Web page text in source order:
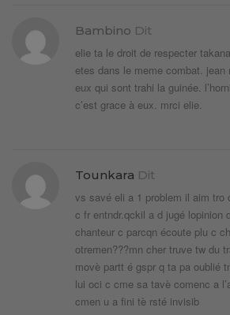
Bambino Dit
elie ta le droit de respecter
etes dans le meme combat. jean
eux qui sont trahi la guinée.
c’est grace à eux. mrci elie.
Tounkara Dit
vs savé eli a 1 problem il aim tro
c fr entndr.qckil a d jugé lopinion
chanteur c parcqn écoute plu c
otremen???mn cher truve tw du
movè partt é gspr q ta pa oublié
lui oci c cme sa tavè comenc a
cmen u a fini tè rsté invisib